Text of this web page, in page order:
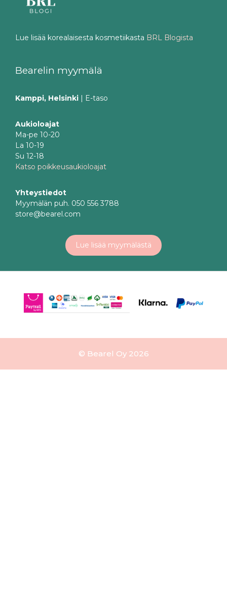
Lue lisää korealaisesta kosmetiikasta BRL Blogista
Bearelin myymälä
Kamppi, Helsinki | E-taso
Aukioloajat
Ma-pe 10-20
La 10-19
Su 12-18
Katso poikkeusaukioloajat
Yhteystiedot
Myymälän puh. 050 556 3788
store@bearel.com
Lue lisää myymälästä
© Bearel Oy 2026